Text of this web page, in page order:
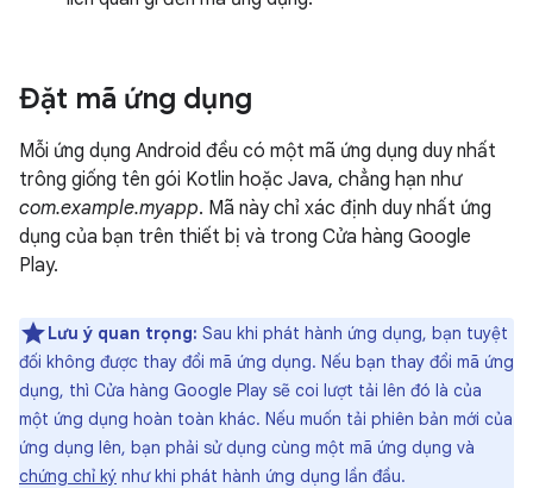
Đặt mã ứng dụng
Mỗi ứng dụng Android đều có một mã ứng dụng duy nhất
trông giống tên gói Kotlin hoặc Java, chẳng hạn như
com.example.myapp. Mã này chỉ xác định duy nhất ứng
dụng của bạn trên thiết bị và trong Cửa hàng Google
Play.
Lưu ý quan trọng: Sau khi phát hành ứng dụng, bạn tuyệt
đối không được thay đổi mã ứng dụng. Nếu bạn thay đổi mã ứng
dụng, thì Cửa hàng Google Play sẽ coi lượt tải lên đó là của
một ứng dụng hoàn toàn khác. Nếu muốn tải phiên bản mới của
ứng dụng lên, bạn phải sử dụng cùng một mã ứng dụng và
chứng chỉ ký như khi phát hành ứng dụng lần đầu.